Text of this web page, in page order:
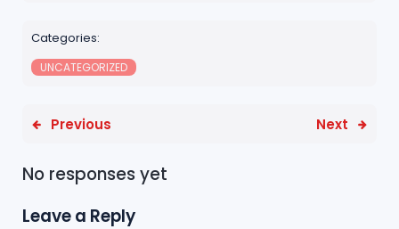
o
o
r
p
Categories:
UNCATEGORIZED
Previous Next
No responses yet
Leave a Reply